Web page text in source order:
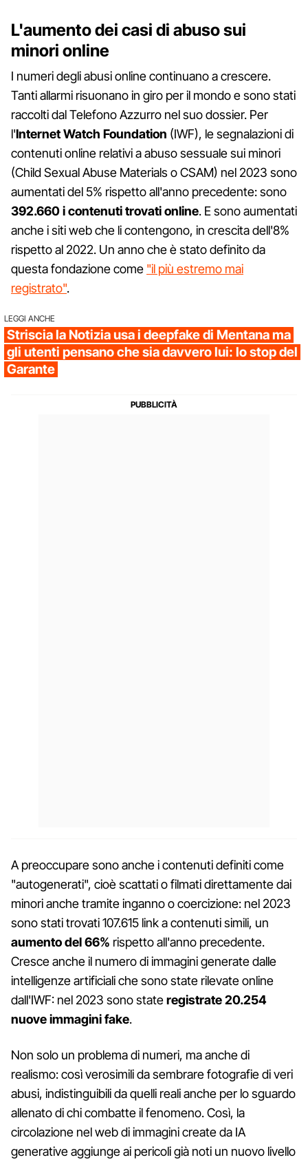
L'aumento dei casi di abuso sui
minori online
I numeri degli abusi online continuano a crescere.
Tanti allarmi risuonano in giro per il mondo e sono stati
raccolti dal Telefono Azzurro nel suo dossier. Per
l'Internet Watch Foundation (IWF), le segnalazioni di
contenuti online relativi a abuso sessuale sui minori
(Child Sexual Abuse Materials o CSAM) nel 2023 sono
aumentati del 5% rispetto all'anno precedente: sono
392.660 i contenuti trovati online. E sono aumentati
anche i siti web che li contengono, in crescita dell'8%
rispetto al 2022. Un anno che è stato definito da
questa fondazione come "il più estremo mai
registrato".
LEGGI ANCHE
Striscia la Notizia usa i deepfake di Mentana ma
gli utenti pensano che sia davvero lui: lo stop del
Garante
A preoccupare sono anche i contenuti definiti come
"autogenerati", cioè scattati o filmati direttamente dai
minori anche tramite inganno o coercizione: nel 2023
sono stati trovati 107.615 link a contenuti simili, un
aumento del 66% rispetto all'anno precedente.
Cresce anche il numero di immagini generate dalle
intelligenze artificiali che sono state rilevate online
dall'IWF: nel 2023 sono stateregistrate 20.254
nuove immagini fake.
Non solo un problema di numeri, ma anche di
realismo: così verosimili da sembrare fotografie di veri
abusi, indistinguibili da quelli reali anche per lo sguardo
allenato di chi combatte il fenomeno. Così, la
circolazione nel web di immagini create da IA
generative aggiunge ai pericoli già noti un nuovo livello